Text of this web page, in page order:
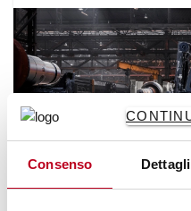
Consenso Dettagli
La sicurezza al